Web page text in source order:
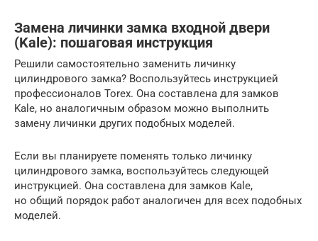
Замена личинки замка входной двери
(Kale): пошаговая инструкция
Решили самостоятельно заменить личинку
цилиндрового замка? Воспользуйтесь инструкцией
профессионалов Torex. Она составлена для замков
Kale, но аналогичным образом можно выполнить
замену личинки других подобных моделей.
Если вы планируете поменять только личинку
цилиндрового замка, воспользуйтесь следующей
инструкцией. Она составлена для замков Kale,
но общий порядок работ аналогичен для всех подобных
моделей.